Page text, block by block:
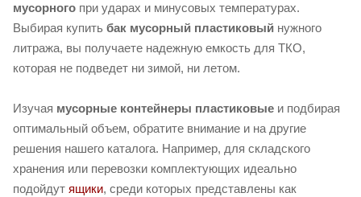
мусорного при ударах и минусовых температурах.
Выбирая купить бак мусорный пластиковый нужного
литража, вы получаете надежную емкость для ТКО,
которая не подведет ни зимой, ни летом.
Изучая мусорные контейнеры пластиковые и подбирая
оптимальный объем, обратите внимание и на другие
решения нашего каталога. Например, для складского
хранения или перевозки комплектующих идеально
подойдут ящики, среди которых представлены как